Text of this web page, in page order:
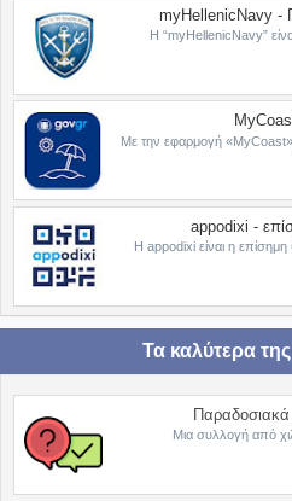
myHellenicNavy -
Η “myHellenicNavy”
Με την εφαρμογή
appodixi -
Η appodixi είναι η
Τα καλύτερα
Παραδοσιακά
Μια συλλογή από